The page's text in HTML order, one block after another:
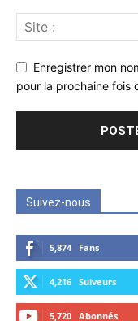
Enregistrer mon
pour la prochaine fois
Suivez-nous
5,874 Fans
4,216 Suiveurs
5,720 Abonnés